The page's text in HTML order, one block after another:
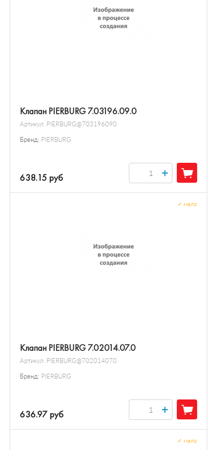
Клапан PIERBURG 7.03196.09.0
Артикул: PIERBURG@703196090
Бренд: PIERBURG
638.15 руб +
Клапан PIERBURG 7.02014.07.0
Артикул: PIERBURG@702014070
Бренд: PIERBURG
мало
636.97 руб +
мало